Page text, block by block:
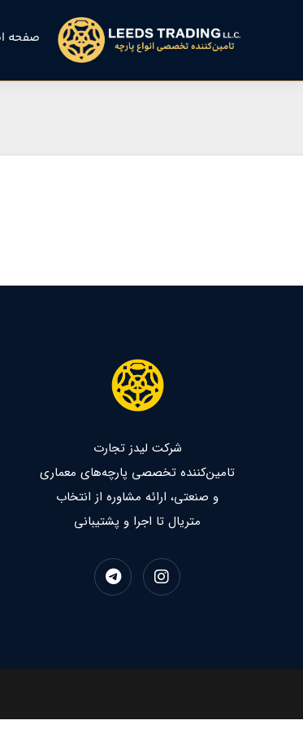
صفحه
شرکت لیدز تجارت
تامین‌کننده تخصصی پارچه‌های معماری
و صنعتی، ارائه مشاوره از انتخاب
متریال تا اجرا و پشتیبانی